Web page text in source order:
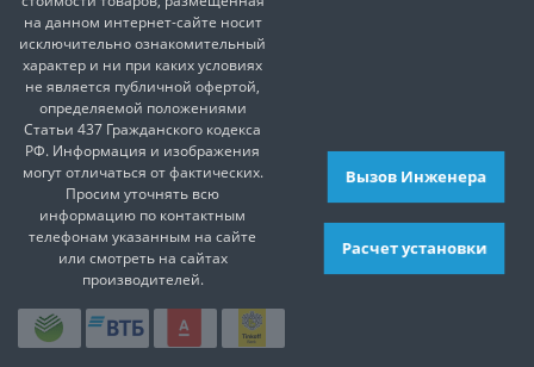
на данном интернет-сайте носит
исключительно ознакомительный
характер и ни при каких условиях
не является публичной офертой,
определяемой положениями
Статьи 437 Гражданского кодекса
РФ. Информация и изображения
могут отличаться от фактических.
Просим уточнять всю
информацию по контактным
телефонам указанным на сайте
или смотреть на сайтах
производителей.
Расчет установки
Вызов Инженера